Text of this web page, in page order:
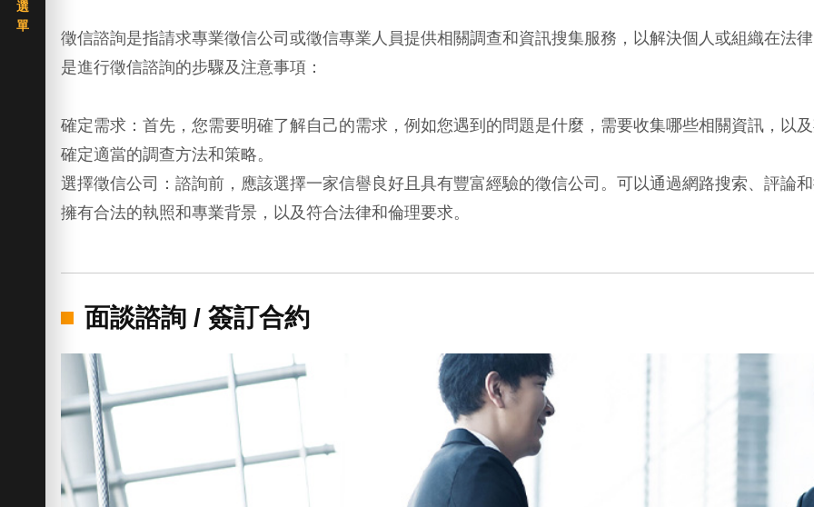
徵信諮詢是指請求專業徵信公司或徵信專業人員提供相關調查和資訊搜集服務，以解決個人或組織在法
是進行徵信諮詢的步驟及注意事項：
確定需求：首先，您需要明確了解自己的需求，例如您遇到的問題是什麼，需要收集哪些相關資訊，以
確定適當的調查方法和策略。
選擇徵信公司：諮詢前，應該選擇一家信譽良好且具有豐富經驗的徵信公司。可以通過網路搜索、評論
擁有合法的執照和專業背景，以及符合法律和倫理要求。
面談諮詢 / 簽訂合約